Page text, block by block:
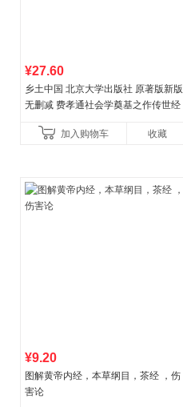
¥27.60
乡土中国 北京大学出版社 原著版新版
无删减 费孝通社会学奠基之作传世经
加入购物车 收藏
¥9.20
图解黄帝内经，本草纲目，茶经 ，伤
害论